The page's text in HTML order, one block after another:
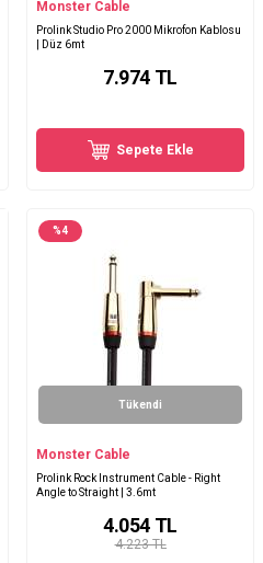
Monster Cable
Prolink Studio Pro 2000 Mikrofon Kablosu
| Düz 6mt
7.974 TL
Sepete Ekle
%4
Tükendi
Monster Cable
Prolink Rock Instrument Cable - Right
Angle to Straight | 3.6mt
4.223 TL
4.054 TL